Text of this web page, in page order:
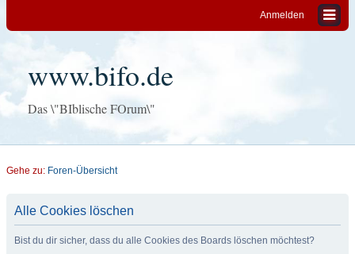
Anmelden
www.bifo.de
Das \"BIblische FOrum\"
Gehe zu: Foren-Übersicht
Alle Cookies löschen
Bist du dir sicher, dass du alle Cookies des Boards löschen möchtest?